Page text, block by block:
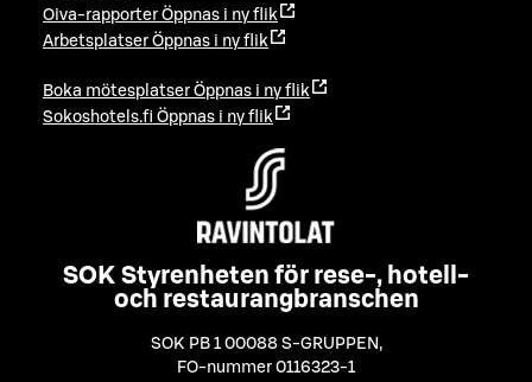
Oiva-rapporter Öppnas i ny flik
Arbetsplatser Öppnas i ny flik
Boka mötesplatser Öppnas i ny flik
Sokoshotels.fi Öppnas i ny flik
SOK Styrenheten för rese-, hotell-
och restaurangbranschen
SOK PB 1 00088 S-GRUPPEN ,
FO-nummer 0116323-1